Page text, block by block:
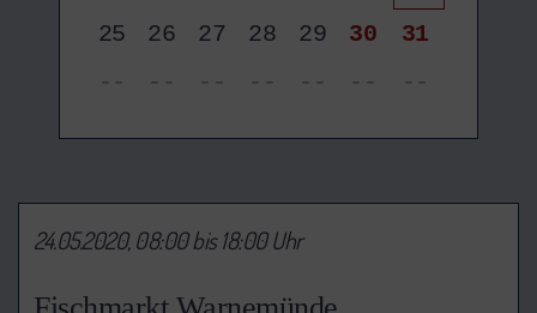
25
26 27 28 29 30
31
--
-- -- -- -- -- --
24.05.2020, 08:00 bis 18:00 Uhr